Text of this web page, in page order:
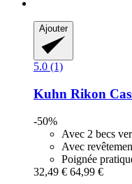
Ajouter
5.0 (1)
Kuhn Rikon
-50%
Avec 2 becs
Avec
Poignée
32,49 € 64,99 €